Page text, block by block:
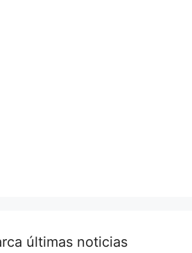
últimas noticias